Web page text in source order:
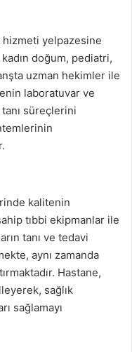
hizmeti yelpazesine
doğum, pediatri,
uzman hekimler ile
laboratuvar ve
süreçlerini
kalitenin
tıbbi ekipmanlar ile
tanı ve tedavi
aynı zamanda
Hastane,
sağlık
sağlamayı